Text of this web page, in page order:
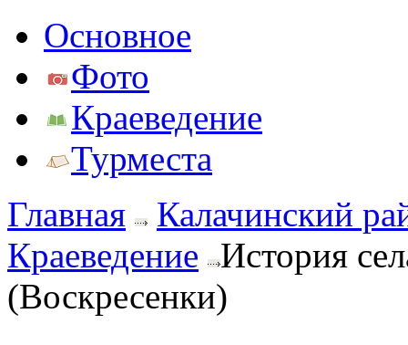
Основное
Фото
Краеведение
Турместа
Главная
Калачинский
Краеведение
История
(Воскресенки)